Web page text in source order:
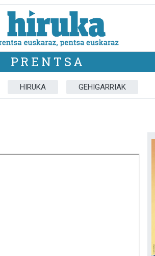
PRENTSA
HIRUKA GEHIGARRIAK